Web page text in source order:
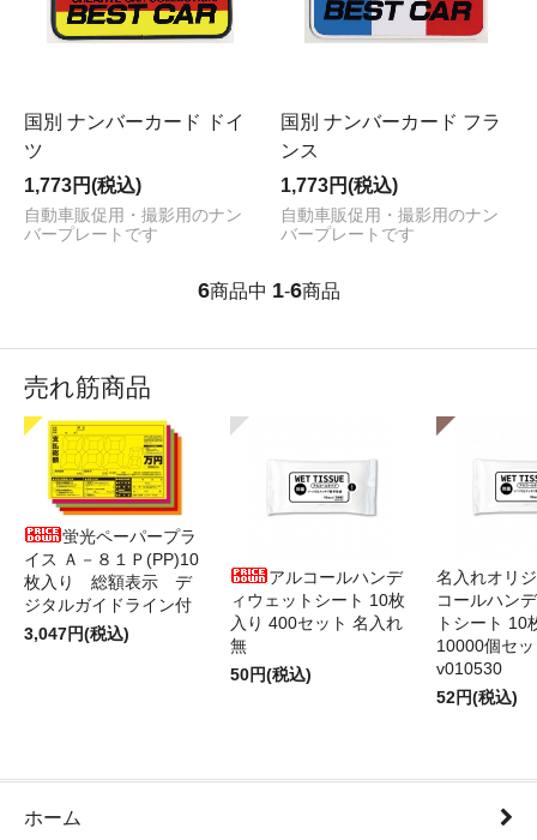
国別 ナンバーカード ドイ
ツ
1,773円(税込)
自動車販促用・撮影用のナン
バープレートです
国別 ナンバーカード フラ
ンス
1,773円(税込)
自動車販促用・撮影用のナン
バープレートです
6商品中 1-6商品
売れ筋商品
蛍光ペーパープラ
イス Ａ－８１Ｐ(PP)10
枚入り 総額表示 デ
ジタルガイドライン付
3,047円(税込)
アルコールハンデ
ィウェットシート 10枚
入り 400セット 名入れ
無
50円(税込)
名入れオリ
コールハン
トシート 10
10000個セ
v010530
52円(税込)
ホーム